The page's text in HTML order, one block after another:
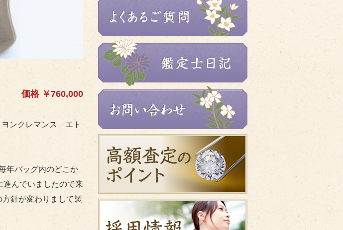
価格 ￥760,000
ンクレマンス エト
年バッグ内のどこか
進んでいましたので来
針が変わりまして製